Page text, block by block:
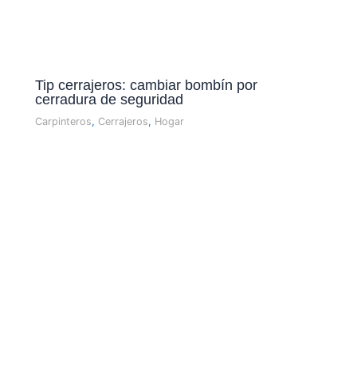
Tip cerrajeros: cambiar bombí­n por
cerradura de seguridad
Carpinteros, Cerrajeros, Hogar